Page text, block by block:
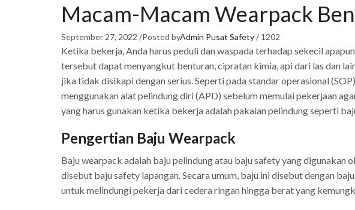
Macam-Macam Wearpack
September 27, 2022 /Posted byAdmin Pusat Safety/ 1202
Ketika bekerja, Anda harus peduli dan waspada terhadap sekecil
tersebut dapat menyangkut benturan, cipratan kimia, api dari las dan
jika tidak disikapi dengan serius. Seperti pada standar operasional
menggunakan alat pelindung diri (APD) sebelum memulai pekerjaan
yang harus gunakan ketika bekerja adalah pakaian pelindung seperti
Pengertian Baju Wearpack
Baju wearpack adalah baju pelindung atau baju safety yang digunakan
disebut baju safety lapangan. Secara umum, baju ini disebut dengan
untuk melindungi pekerja dari cedera ringan hingga berat yang